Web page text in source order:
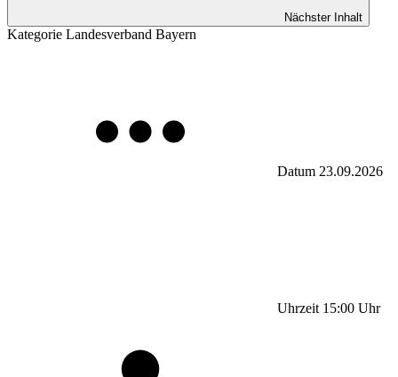
Nächster Inhalt
Kategorie Landesverband Bayern
Datum 23.09.2026
Uhrzeit 15:00 Uhr